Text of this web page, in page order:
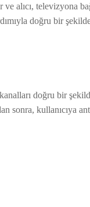
ve alıcı, televizyona
doğru bir
doğru bir
kullanıcıya